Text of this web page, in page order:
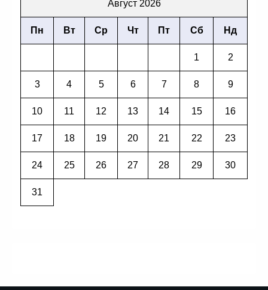
Август 2026
Пн Вт Ср Чт Пт Сб Нд
1 2
3 4 5 6 7 8 9
10 11 12 13 14 15 16
17 18 19 20 21 22 23
24 25 26 27 28 29 30
31